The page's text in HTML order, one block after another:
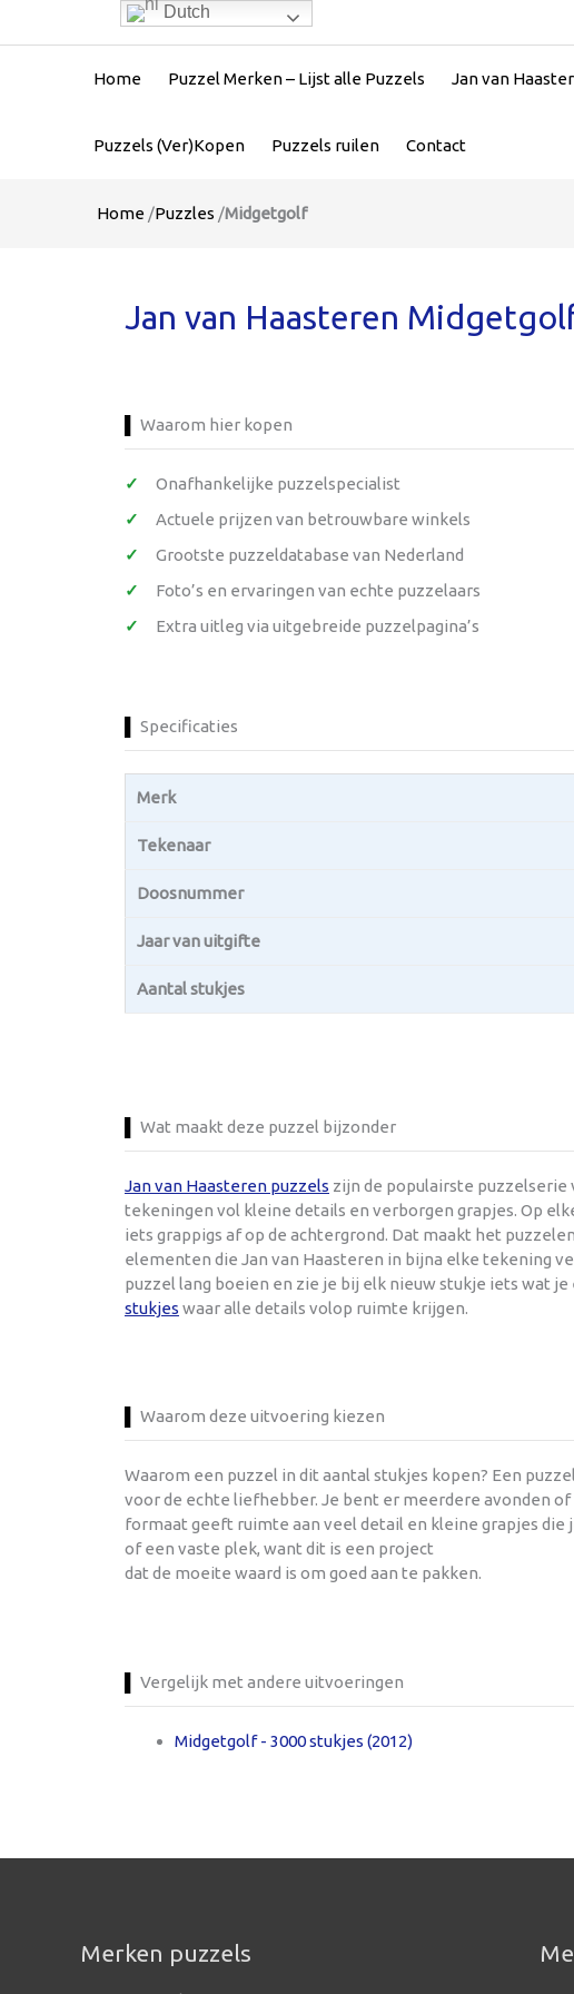
Home Puzzel Merken – Lijst alle Puzzels Jan van
Puzzels (Ver)Kopen Puzzels ruilen Contact
Home /Puzzles /Midgetgolf
Jan van Haasteren
Waarom hier kopen
Onafhankelijke puzzelspecialist
Actuele prijzen van betrouwbare winkels
Grootste puzzeldatabase van Nederland
Foto’s en ervaringen van echte puzzelaars
Extra uitleg via uitgebreide puzzelpagina’s
Specificaties
Merk
Tekenaar
Doosnummer
Jaar van uitgifte
Aantal stukjes
Wat maakt deze puzzel bijzonder
Jan van Haasteren puzzels zijn de populairste puzzelserie
tekeningen vol kleine details en verborgen grapjes. Op
iets grappigs af op de achtergrond. Dat maakt het
elementen die Jan van Haasteren in bijna elke tekening
puzzel lang boeien en zie je bij elk nieuw stukje iets wat
stukjes waar alle details volop ruimte krijgen.
Waarom deze uitvoering kiezen
Waarom een puzzel in dit aantal stukjes kopen? Een
voor de echte liefhebber. Je bent er meerdere avonden
formaat geeft ruimte aan veel detail en kleine grapjes
of een vaste plek, want dit is een project
dat de moeite waard is om goed aan te pakken.
Vergelijk met andere uitvoeringen
Midgetgolf - 3000 stukjes (2012)
Merken puzzels
Dutch